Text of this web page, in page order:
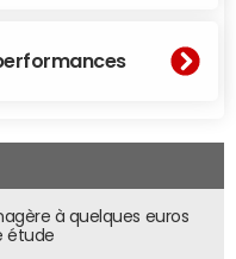
à quelques euros
étude